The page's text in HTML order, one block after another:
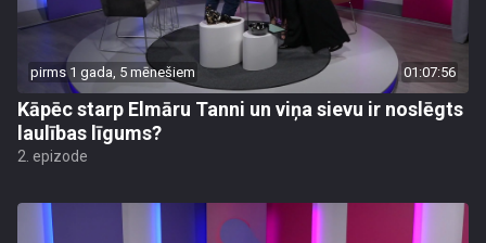
pirms 1 gada, 5 mēnešiem 01:07:56
Kāpēc starp Elmāru Tanni un viņa sievu ir noslēgts
laulības līgums?
2. epizode